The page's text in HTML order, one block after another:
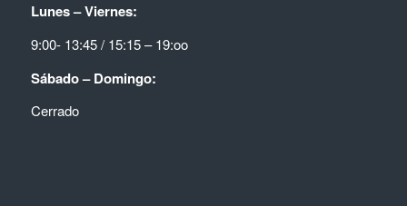
Lunes – Viernes:
9:00- 13:45 / 15:15 – 19:oo
Sábado – Domingo:
Cerrado